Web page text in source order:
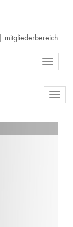
mitgliederbereich
Toggle